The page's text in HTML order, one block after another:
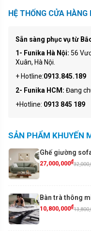
HỆ THỐNG CỬA HÀNG
Sẵn sàng phục vụ từ
1- Funika Hà Nội: 56
Xuân, Hà Nội.
+ Hotline:0913.845.189
2- Funika HCM: Đang
+Hotline: 0913 845 189
SẢN PHẨM KHUYẾN
Ghế giường
27,000,000₫
Bàn trà thông
10,800,000₫